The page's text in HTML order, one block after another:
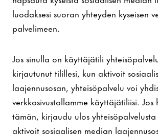
luodaksesi suoran yhteyden kyseisen
palvelimeen.
Jos sinulla on käyttäjätili
kirjautunut tilillesi, kun aktivoit
laajennusosan, yhteisöpalvelu voi
verkkosivustollamme käyttäjätiliisi. Jos
tämän, kirjaudu ulos
aktivoit sosiaalisen median